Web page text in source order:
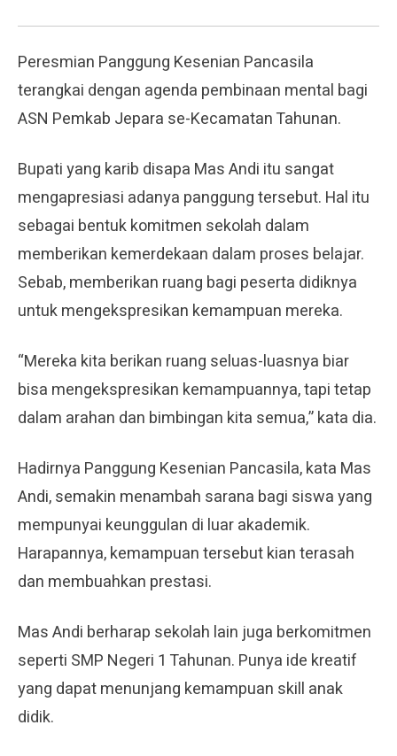
Peresmian Panggung Kesenian Pancasila
terangkai dengan agenda pembinaan mental bagi
ASN Pemkab Jepara se-Kecamatan Tahunan.
Bupati yang karib disapa Mas Andi itu sangat
mengapresiasi adanya panggung tersebut. Hal itu
sebagai bentuk komitmen sekolah dalam
memberikan kemerdekaan dalam proses belajar.
Sebab, memberikan ruang bagi peserta didiknya
untuk mengekspresikan kemampuan mereka.
“Mereka kita berikan ruang seluas-luasnya biar
bisa mengekspresikan kemampuannya, tapi tetap
dalam arahan dan bimbingan kita semua,” kata dia.
Hadirnya Panggung Kesenian Pancasila, kata Mas
Andi, semakin menambah sarana bagi siswa yang
mempunyai keunggulan di luar akademik.
Harapannya, kemampuan tersebut kian terasah
dan membuahkan prestasi.
Mas Andi berharap sekolah lain juga berkomitmen
seperti SMP Negeri 1 Tahunan. Punya ide kreatif
yang dapat menunjang kemampuan skill anak
didik.